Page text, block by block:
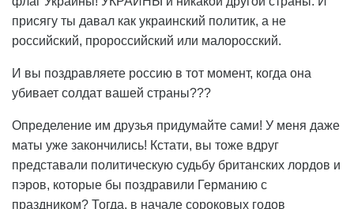
присягу ты давал как украинский политик, а не
российский, пророссийский или малоросский.
И вы поздравляете россию в тот момент, когда она
убивает солдат вашей страны???
Определение им друзья придумайте сами! У меня даже
маты уже закончились! Кстати, вы тоже вдруг
представали политическую судьбу британских лордов и
пэров, которые бы поздравили Германию с
праздником? Тогда, в начале сороковых годов